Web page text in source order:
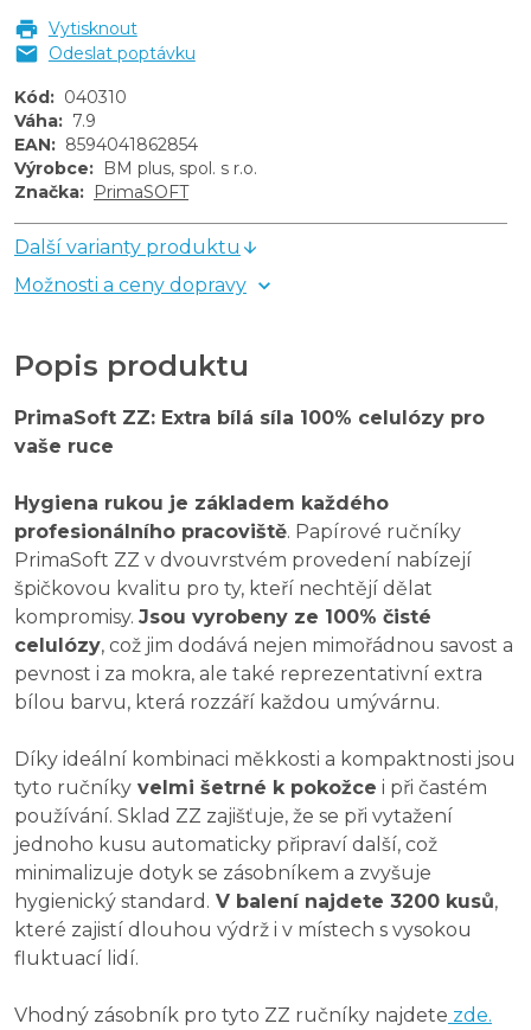
Vytisknout
Odeslat poptávku
Kód: 040310
Váha: 7.9
EAN: 8594041862854
Výrobce: BM plus, spol. s r.o.
Značka: PrimaSOFT
Další varianty produktu
Možnosti a ceny dopravy
Popis produktu
PrimaSoft ZZ: Extra bílá síla 100% celulózy pro
vaše ruce
Hygiena rukou je základem každého
profesionálního pracoviště. Papírové ručníky
PrimaSoft ZZ v dvouvrstvém provedení nabízejí
špičkovou kvalitu pro ty, kteří nechtějí dělat
kompromisy. Jsou vyrobeny ze 100% čisté
celulózy, což jim dodává nejen mimořádnou savost a
pevnost i za mokra, ale také reprezentativní extra
bílou barvu, která rozzáří každou umývárnu.
Díky ideální kombinaci měkkosti a kompaktnosti jsou
tyto ručníky velmi šetrné k pokožce i při častém
používání. Sklad ZZ zajišťuje, že se při vytažení
jednoho kusu automaticky připraví další, což
minimalizuje dotyk se zásobníkem a zvyšuje
hygienický standard. V balení najdete 3200 kusů,
které zajistí dlouhou výdrž i v místech s vysokou
fluktuací lidí.
Vhodný zásobník pro tyto ZZ ručníky najdete zde.